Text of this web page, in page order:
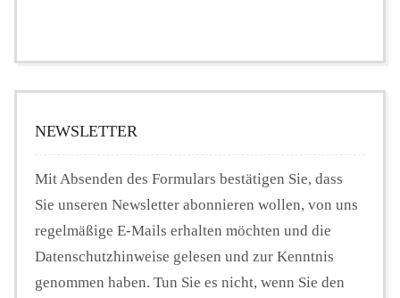
NEWSLETTER
Mit Absenden des Formulars bestätigen Sie, dass
Sie unseren Newsletter abonnieren wollen, von uns
regelmäßige E-Mails erhalten möchten und die
Datenschutzhinweise gelesen und zur Kenntnis
genommen haben. Tun Sie es nicht, wenn Sie den